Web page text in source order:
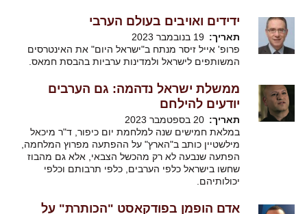
ידידים ואויבים בעולם הערבי
תאריך
19 בנובמבר 2023
פרופ' אייל זיסר מנתח ב"ישראל היום" את האינטרסים
המשותפים לישראל ולמדינות ערביות בהבסת חמאס.
ממשלת ישראל נדהמה: גם הערבים
יודעים להילחם
תאריך
20 בספטמבר 2023
במלאת חמישים שנה למלחמת יום כיפור, ד"ר מיכאל
מילשטיין כותב ב"הארץ" על ההפתעה מפרוץ המלחמה,
הפתעה שנבעה לא רק מהכשל הצבאי, אלא גם מהבוז
שחשו בישראל כלפי הערבים, כלפי תרבותם וכלפי
יכולותיהם.
אדם הופמן בפודקאסט "הכותרת" על